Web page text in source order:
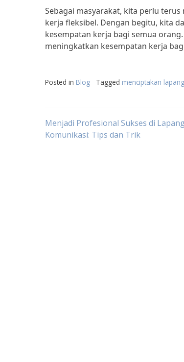
Sebagai masyarakat, kita perlu
kerja fleksibel. Dengan begitu, kita
kesempatan kerja bagi semua
meningkatkan kesempatan kerja
Posted in Blog Tagged menciptakan
Post
Menjadi Profesional Sukses di
Komunikasi: Tips dan Trik